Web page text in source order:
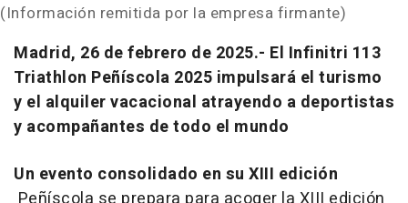
(Información remitida por la empresa firmante)
Madrid, 26 de febrero de 2025.- El Infinitri 113
Triathlon Peñíscola 2025 impulsará el turismo
y el alquiler vacacional atrayendo a deportistas
y acompañantes de todo el mundo
Un evento consolidado en su XIII edición